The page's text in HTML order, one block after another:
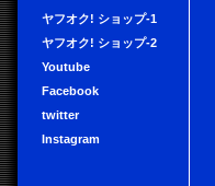
ヤフオク! ショップ-1
ヤフオク! ショップ-2
Youtube
Facebook
twitter
Instagram